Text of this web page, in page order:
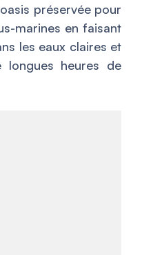
préservée pour
marines en faisant
les eaux claires et
longues heures de